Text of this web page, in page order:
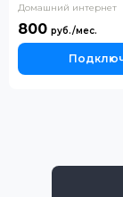
Домашний интернет
800